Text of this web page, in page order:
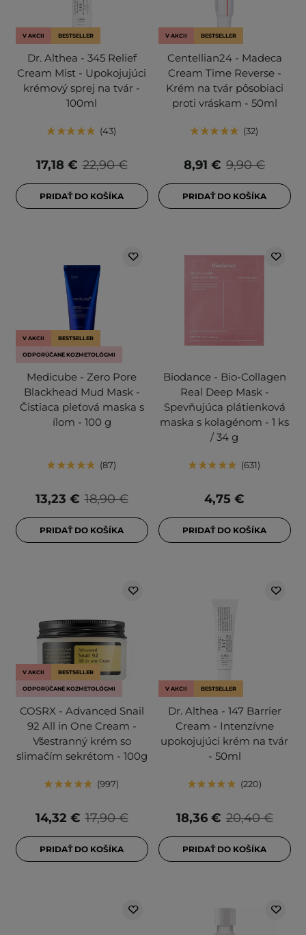
V AKCII BESTSELLER
Dr. Althea - 345 Relief
Cream Mist - Upokojujúci
krémový sprej na tvár -
100ml
43
22,90 €
17,18 €
PRIDAŤ DO KOŠÍKA
V AKCII BESTSELLER
Centellian24 - Madeca
Cream Time Reverse -
Krém na tvár pôsobiaci
proti vráskam - 50ml
32
9,90 €
8,91 €
PRIDAŤ DO KOŠÍKA
V AKCII BESTSELLER
ODPORÚČANÉ KOZMETOLÓGMI
Medicube - Zero Pore
Blackhead Mud Mask -
Čistiaca pleťová maska s
ílom - 100 g
87
18,90 €
13,23 €
PRIDAŤ DO KOŠÍKA
Biodance - Bio-Collagen
Real Deep Mask -
Spevňujúca plátienková
maska s kolagénom - 1 ks
/ 34 g
631
4,75 €
PRIDAŤ DO KOŠÍKA
V AKCII BESTSELLER
ODPORÚČANÉ KOZMETOLÓGMI
COSRX - Advanced Snail
92 All in One Cream -
Všestranný krém so
slimačím sekrétom - 100g
997
17,90 €
14,32 €
PRIDAŤ DO KOŠÍKA
V AKCII BESTSELLER
Dr. Althea - 147 Barrier
Cream - Intenzívne
upokojujúci krém na tvár
- 50ml
220
20,40 €
18,36 €
PRIDAŤ DO KOŠÍKA